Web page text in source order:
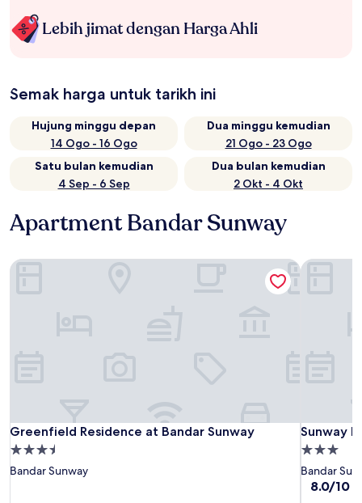
Lebih jimat dengan Harga Ahli
Semak harga untuk tarikh ini
Hujung minggu depan
14 Ogo - 16 Ogo
Dua minggu kemudian
21 Ogo - 23 Ogo
Satu bulan kemudian
4 Sep - 6 Sep
Dua bulan kemudian
2 Okt - 4 Okt
Apartment Bandar Sunway
Greenfield Residence at Bandar Sunway
Greenfield Residence at Bandar Sunway
Hartanah
3.5
Bandar Sunway
Greenfield Residence at Bandar Sunway
Sunway
Sunway
Hartanah
3.0
bintang
Bandar
8.0
8.0/10
Sunway